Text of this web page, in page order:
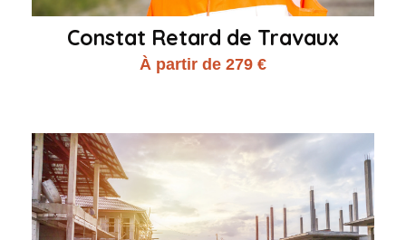
Constat Retard de Travaux
À partir de 279 €